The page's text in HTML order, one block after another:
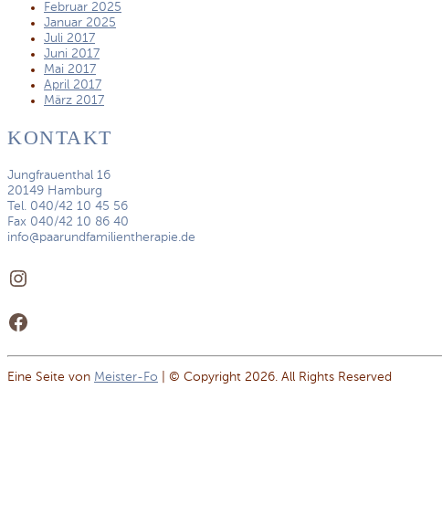
Februar 2025
Januar 2025
Juli 2017
Juni 2017
Mai 2017
April 2017
März 2017
KONTAKT
Jungfrauenthal 16
20149 Hamburg
Tel. 040/42 10 45 56
Fax 040/42 10 86 40
info@paarundfamilientherapie.de
Instagram
Facebook
Eine Seite von Meister-Fo | © Copyright 2026. All Rights Reserved